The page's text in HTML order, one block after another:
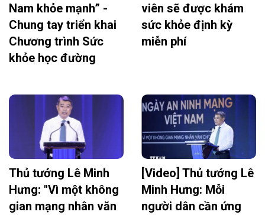
Nam khỏe mạnh” -
Chung tay triển khai
Chương trình Sức
khỏe học đường
viên sẽ được khám
sức khỏe định kỳ
miễn phí
Thủ tướng Lê Minh
Hưng: "Vì một không
gian mạng nhân văn
[Video] Thủ tướng Lê
Minh Hưng: Mỗi
người dân cần ứng